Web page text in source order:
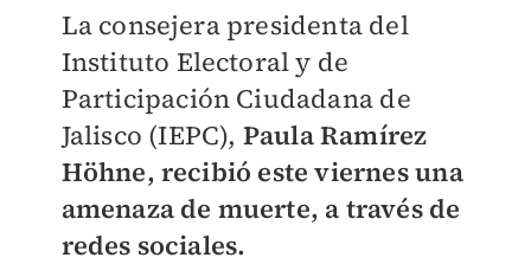
La consejera presidenta del
Instituto Electoral y de
Participación Ciudadana de
Jalisco (IEPC), Paula Ramírez
Höhne, recibió este viernes una
amenaza de muerte, a través de
redes sociales.